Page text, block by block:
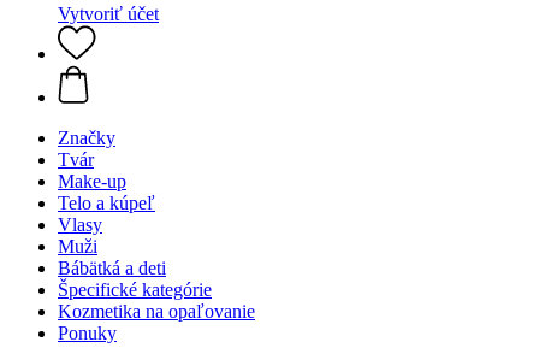
Vytvoriť účet
Značky
Tvár
Make-up
Telo a kúpeľ
Vlasy
Muži
Bábätká a deti
Špecifické kategórie
Kozmetika na opaľovanie
Ponuky